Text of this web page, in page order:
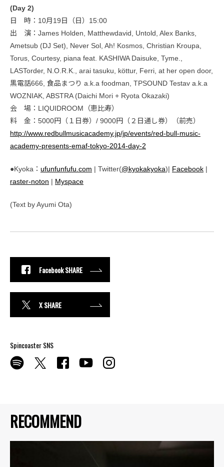
RECOMMEND
(Day 2)
日 時：10月19日（日）15:00
出 演：James Holden, Matthewdavid, Untold, Alex Banks,
Ametsub (DJ Set), Never Sol, Ah! Kosmos, Christian Kroupa,
Torus, Courtesy, piana feat. KASHIWA Daisuke, Tyme.,
LASTorder, N.O.R.K., arai tasuku, köttur, Ferri, at her open door,
黒電話666, 食品まつり a.k.a foodman, TPSOUND Testav a.k.a
WOZNIAK, ABSTRA (Daichi Mori + Ryota Okazaki)
会 場：LIQUIDROOM（恵比寿）
料 金：5000円（１日券）/ 9000円（２日通し券）（前売）
http://www.redbullmusicacademy.jp/jp/events/red-bull-music-
academy-presents-emaf-tokyo-2014-day-2
●Kyoka： ufunfunfufu.com | Twitter(@kyokakyoka)| Facebook |
raster-noton | Myspace
(Text by Ayumi Ota)
Facebook SHARE
X SHARE
Spincoaster SNS